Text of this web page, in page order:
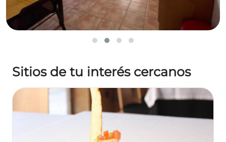
Sitios de tu interés cercanos